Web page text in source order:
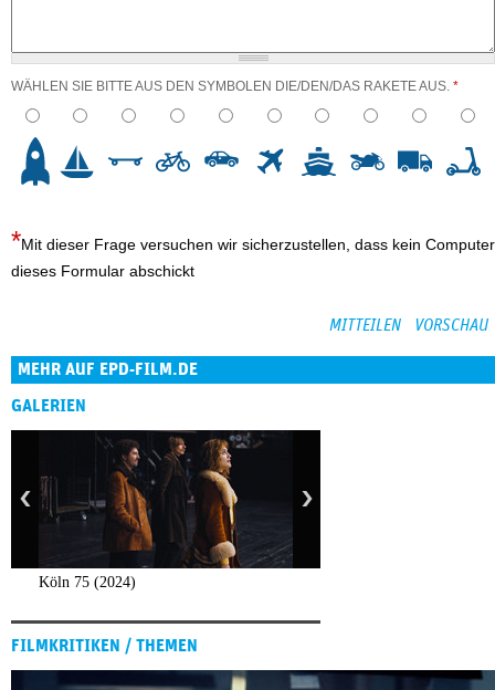
WÄHLEN SIE BITTE AUS DEN SYMBOLEN DIE/DEN/DAS RAKETE AUS. *
Mit dieser Frage versuchen wir sicherzustellen, dass kein Computer
dieses Formular abschickt
MEHR AUF EPD-FILM.DE
GALERIEN
Köln 75 (2024)
FILMKRITIKEN / THEMEN